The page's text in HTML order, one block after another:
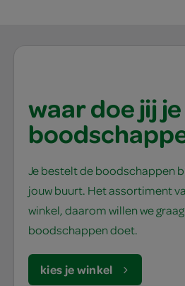
waar doe jij je
Je bestelt de boodschappen
jouw buurt. Het assortiment
winkel, daarom willen we
boodschappen doet.
kies je winkel